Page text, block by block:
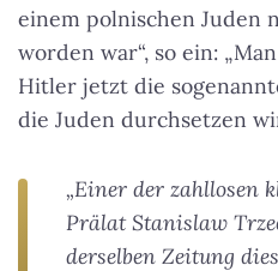
einem polnischen Juden
worden war“, so ein:
Hitler jetzt die
die Juden durchsetzen
„Einer der zahllosen
Prälat Stanislaw
derselben Zeitung